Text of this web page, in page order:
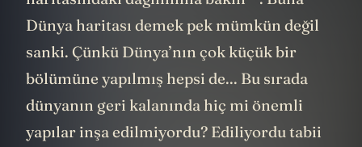
Dünya haritası demek pek mümkün değil
sanki. Çünkü Dünya’nın çok küçük bir
bölümüne yapılmış hepsi de... Bu sırada
dünyanın geri kalanında hiç mi önemli
yapılar inşa edilmiyordu? Ediliyordu tabii